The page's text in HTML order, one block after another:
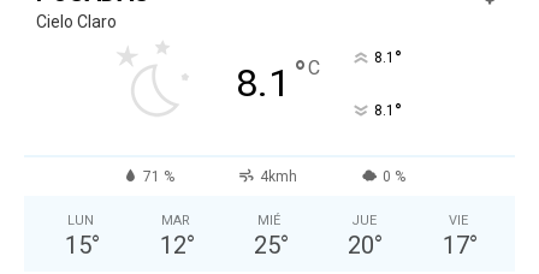
Cielo Claro
8.1 °C 8.1 °
8.1 °
71 % 4kmh 0 %
LUN
15°
MAR
12°
MIÉ
25°
JUE
20°
VIE
17°